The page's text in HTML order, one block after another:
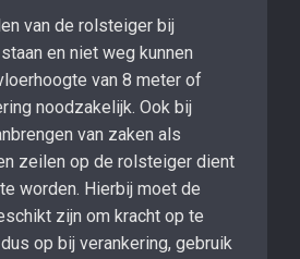
van de rolsteiger bij
en niet weg kunnen
van 8 meter of
noodzakelijk. Ook bij
van zaken als
zeilen op de rolsteiger dient
worden. Hierbij moet de
zijn om kracht op te
op bij verankering, gebruik